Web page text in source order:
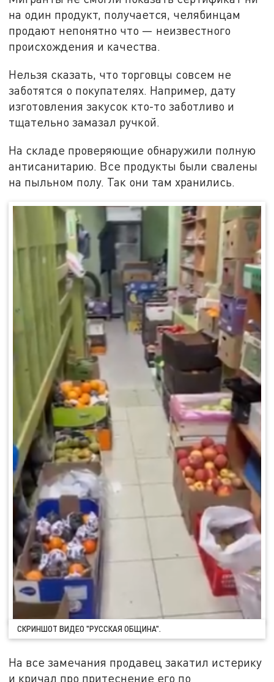
на один продукт, получается, челябинцам
продают непонятно что — неизвестного
происхождения и качества.
Нельзя сказать, что торговцы совсем не
заботятся о покупателях. Например, дату
изготовления закусок кто-то заботливо и
тщательно замазал ручкой.
На складе проверяющие обнаружили полную
антисанитарию. Все продукты были свалены
на пыльном полу. Так они там хранились.
СКРИНШОТ ВИДЕО "РУССКАЯ ОБЩИНА".
На все замечания продавец закатил истерику
и кричал про притеснение его по